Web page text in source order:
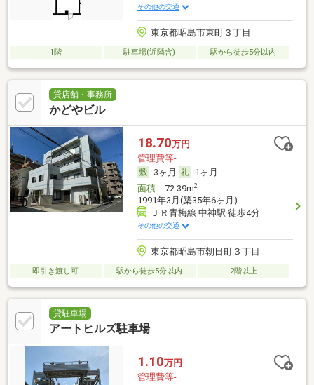
その他の交通
東京都昭島市東町３丁目
1階 駐車場(近隣含) 駅から徒歩5分以内
貸店舗・事務所
かどやビル
18.70万円
管理費等-
3ヶ月
1ヶ月
面積72.39m2
1991年3月(築35年6ヶ月)
ＪＲ青梅線 中神駅 徒歩4分
その他の交通
東京都昭島市朝日町３丁目
即引き渡し可 駅から徒歩5分以内 2階以上
貸駐車場
アートヒルズ駐車場
1.10万円
管理費等-